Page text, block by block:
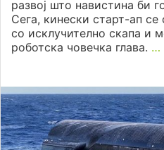
развој што навистина би
Сега, кинески старт-ап
со исклучително скапа и
роботска човечка глава. …